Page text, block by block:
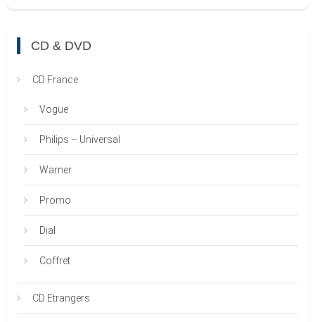
CD & DVD
CD France
Vogue
Philips – Universal
Warner
Promo
Dial
Coffret
CD Etrangers